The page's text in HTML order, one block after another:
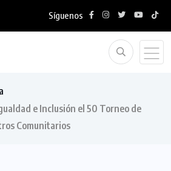
Síguenos
e Inclusión el 50 Torneo de
Comunitarios